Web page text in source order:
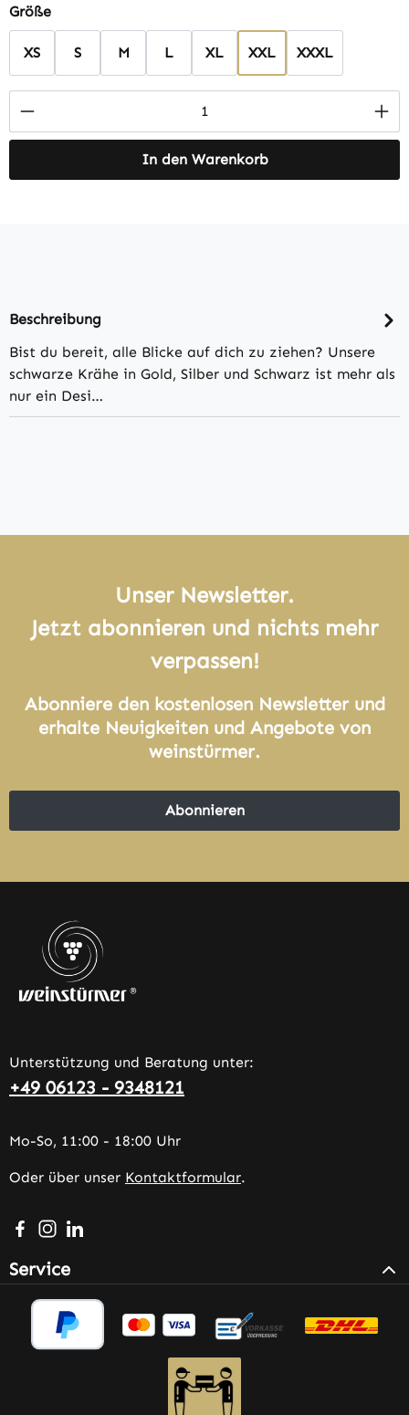
Größeauswählen
XS S M L XL XXL XXXL
Produkt Anzahl: Gib den gewünschten
In den Warenkorb
Beschreibung
Bist du bereit, alle Blicke auf dich zu ziehen? Unsere
schwarze Krähe in Gold, Silber und Schwarz ist mehr als
nur ein Desi…
Unser Newsletter.
Jetzt abonnieren und nichts mehr
verpassen!
Abonniere den kostenlosen Newsletter und
erhalte Neuigkeiten und Angebote von
weinstürmer.
Abonnieren
Unterstützung und Beratung unter:
+49 06123 - 9348121
Mo-So, 11:00 - 18:00 Uhr
Oder über unser Kontaktformular.
Besuche uns auf Facebook – öffnet in neuem Tab
Schau auf Instagram vorbei – öffnet in neuem Tab
Vernetze dich mit uns auf LinkedIn – öffnet in
Service